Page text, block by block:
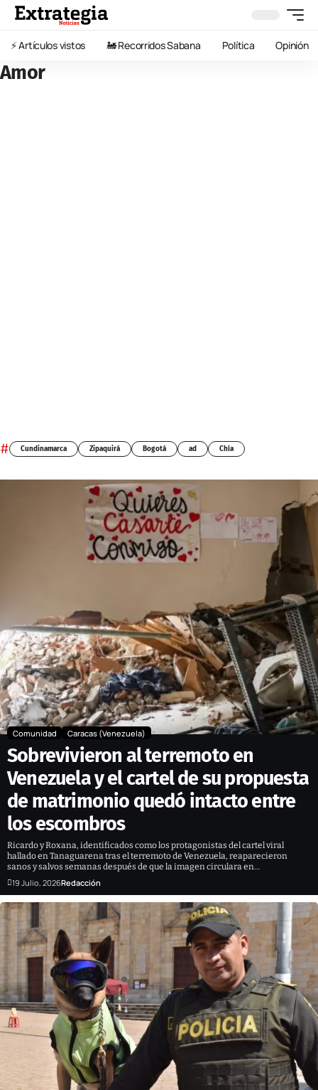
⚡️ Artículos vistos 🚂 Recorridos Sabana Política Opinión
Amor
# Cundinamarca Zipaquirá Bogotá ad Chía
Comunidad Caracas (Venezuela)
Sobrevivieron al terremoto en
Venezuela y el cartel de su propuesta
de matrimonio quedó intacto entre
los escombros
Ricardo y Roxana, identificados como los protagonistas del cartel viral
hallado en Tanaguarena tras el terremoto de Venezuela, reaparecieron
sanos y salvos semanas después de que la imagen circulara en…
19 Julio, 2026Redacción